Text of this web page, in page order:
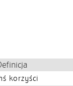
korzyści